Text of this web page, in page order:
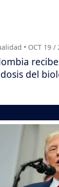
• OCT 19 /
del